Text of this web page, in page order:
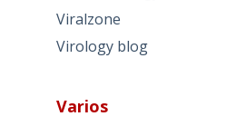
Viralzone
Virology blog
Varios